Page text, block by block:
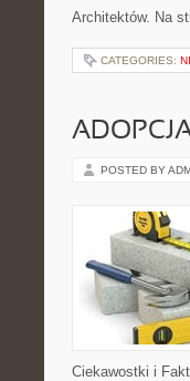
Architektów. Na
CATEGORIES:
POSTED BY
Ciekawostki i